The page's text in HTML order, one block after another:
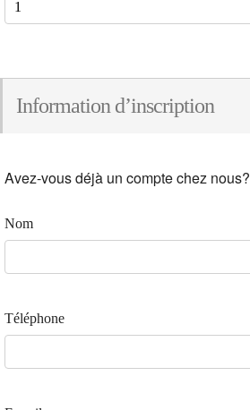
Information d’inscription
Avez-vous déjà un compte chez nous?
Nom
Téléphone